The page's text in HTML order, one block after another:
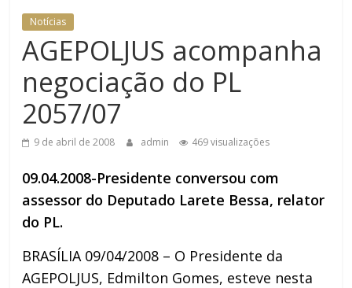
Notícias
AGEPOLJUS acompanha
negociação do PL
2057/07
9 de abril de 2008 admin 469 visualizações
09.04.2008-Presidente conversou com
assessor do Deputado Larete Bessa, relator
do PL.
BRASÍLIA 09/04/2008 – O Presidente da
AGEPOLJUS, Edmilton Gomes, esteve nesta